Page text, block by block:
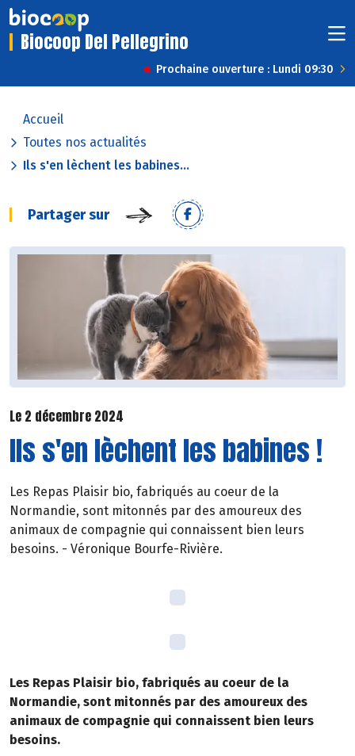
Biocoop Del Pellegrino
Prochaine ouverture : Lundi 09:30
Accueil
Toutes nos actualités
Ils s'en lèchent les babines...
Partager sur
Le 2 décembre 2024
Ils s'en lèchent les babines !
Les Repas Plaisir bio, fabriqués au coeur de la
Normandie, sont mitonnés par des amoureux des
animaux de compagnie qui connaissent bien leurs
besoins. - Véronique Bourfe-Rivière.
Les Repas Plaisir bio, fabriqués au coeur de la
Normandie, sont mitonnés par des amoureux des
animaux de compagnie qui connaissent bien leurs
besoins.